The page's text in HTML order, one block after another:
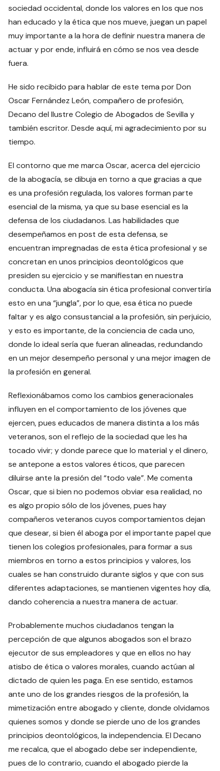
sociedad occidental, donde los valores en los que nos
han educado y la ética que nos mueve, juegan un papel
muy importante a la hora de definir nuestra manera de
actuar y por ende, influirá en cómo se nos vea desde
fuera.
He sido recibido para hablar de este tema por Don
Oscar Fernández León, compañero de profesión,
Decano del Ilustre Colegio de Abogados de Sevilla y
también escritor. Desde aquí, mi agradecimiento por su
tiempo.
El contorno que me marca Oscar, acerca del ejercicio
de la abogacía, se dibuja en torno a que gracias a que
es una profesión regulada, los valores forman parte
esencial de la misma, ya que su base esencial es la
defensa de los ciudadanos. Las habilidades que
desempeñamos en post de esta defensa, se
encuentran impregnadas de esta ética profesional y se
concretan en unos principios deontológicos que
presiden su ejercicio y se manifiestan en nuestra
conducta. Una abogacía sin ética profesional convertiría
esto en una “jungla”, por lo que, esa ética no puede
faltar y es algo consustancial a la profesión, sin perjuicio,
y esto es importante, de la conciencia de cada uno,
donde lo ideal sería que fueran alineadas, redundando
en un mejor desempeño personal y una mejor imagen de
la profesión en general.
Reflexionábamos como los cambios generacionales
influyen en el comportamiento de los jóvenes que
ejercen, pues educados de manera distinta a los más
veteranos, son el reflejo de la sociedad que les ha
tocado vivir; y donde parece que lo material y el dinero,
se antepone a estos valores éticos, que parecen
diluirse ante la presión del “todo vale”. Me comenta
Oscar, que si bien no podemos obviar esa realidad, no
es algo propio sólo de los jóvenes, pues hay
compañeros veteranos cuyos comportamientos dejan
que desear, si bien él aboga por el importante papel que
tienen los colegios profesionales, para formar a sus
miembros en torno a estos principios y valores, los
cuales se han construido durante siglos y que con sus
diferentes adaptaciones, se mantienen vigentes hoy día,
dando coherencia a nuestra manera de actuar.
Probablemente muchos ciudadanos tengan la
percepción de que algunos abogados son el brazo
ejecutor de sus empleadores y que en ellos no hay
atisbo de ética o valores morales, cuando actúan al
dictado de quien les paga. En ese sentido, estamos
ante uno de los grandes riesgos de la profesión, la
mimetización entre abogado y cliente, donde olvidamos
quienes somos y donde se pierde uno de los grandes
principios deontológicos, la independencia. El Decano
me recalca, que el abogado debe ser independiente,
pues de lo contrario, cuando el abogado pierde la